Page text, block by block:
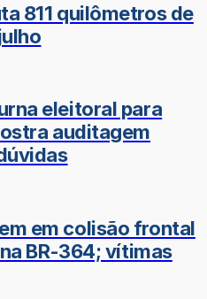
811 quilômetros de
eleitoral para
auditagem
em colisão frontal
BR-364; vítimas